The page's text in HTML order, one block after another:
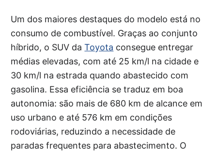
Um dos maiores destaques do modelo está no
consumo de combustível. Graças ao conjunto
híbrido, o SUV daToyota consegue entregar
médias elevadas, com até 25 km/l na cidade e
30 km/l na estrada quando abastecido com
gasolina. Essa eficiência se traduz em boa
autonomia: são mais de 680 km de alcance em
uso urbano e até 576 km em condições
rodoviárias, reduzindo a necessidade de
paradas frequentes para abastecimento. O